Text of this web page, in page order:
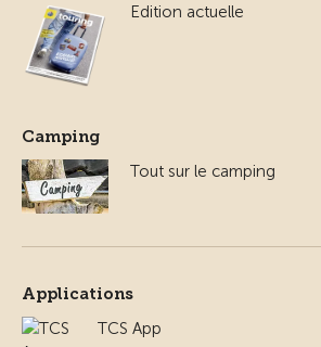
Edition actuelle
Camping
Tout sur le camping
Applications
TCS App